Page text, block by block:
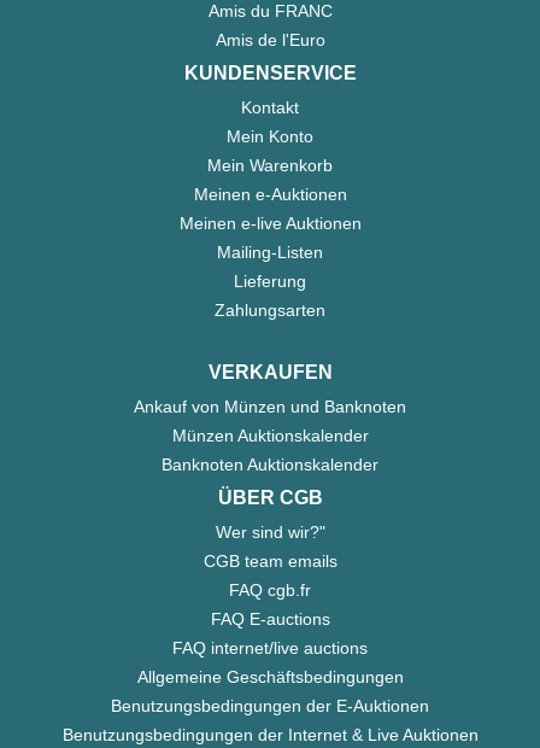
Amis du FRANC
Amis de l'Euro
KUNDENSERVICE
Kontakt
Mein Konto
Mein Warenkorb
Meinen e-Auktionen
Meinen e-live Auktionen
Mailing-Listen
Lieferung
Zahlungsarten
VERKAUFEN
Ankauf von Münzen und Banknoten
Münzen Auktionskalender
Banknoten Auktionskalender
ÜBER CGB
Wer sind wir?"
CGB team emails
FAQ cgb.fr
FAQ E-auctions
FAQ internet/live auctions
Allgemeine Geschäftsbedingungen
Benutzungsbedingungen der E-Auktionen
Benutzungsbedingungen der Internet & Live Auktionen